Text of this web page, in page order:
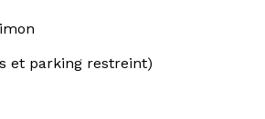
et parking restreint)